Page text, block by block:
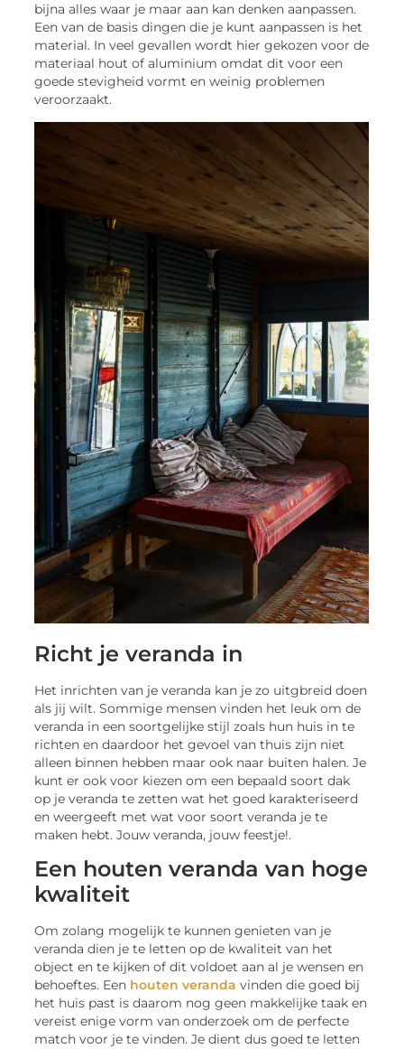
bijna alles waar je maar aan kan denken aanpassen.
Een van de basis dingen die je kunt aanpassen is het
material. In veel gevallen wordt hier gekozen voor de
materiaal hout of aluminium omdat dit voor een
goede stevigheid vormt en weinig problemen
veroorzaakt.
Richt je veranda in
Het inrichten van je veranda kan je zo uitgbreid doen
als jij wilt. Sommige mensen vinden het leuk om de
veranda in een soortgelijke stijl zoals hun huis in te
richten en daardoor het gevoel van thuis zijn niet
alleen binnen hebben maar ook naar buiten halen. Je
kunt er ook voor kiezen om een bepaald soort dak
op je veranda te zetten wat het goed karakteriseerd
en weergeeft met wat voor soort veranda je te
maken hebt. Jouw veranda, jouw feestje!.
Een houten veranda van hoge
kwaliteit
Om zolang mogelijk te kunnen genieten van je
veranda dien je te letten op de kwaliteit van het
object en te kijken of dit voldoet aan al je wensen en
behoeftes. Een houten veranda vinden die goed bij
het huis past is daarom nog geen makkelijke taak en
vereist enige vorm van onderzoek om de perfecte
match voor je te vinden. Je dient dus goed te letten